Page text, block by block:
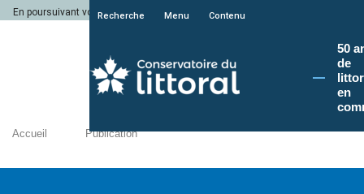
En poursuivant votre navigation sur le site du Conservatoire du littoral, vous
Recherche Menu Contenu
50
de
en
Accueil Publication